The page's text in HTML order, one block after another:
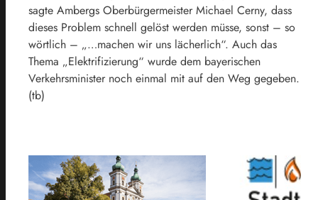
sagte Ambergs Oberbürgermeister Michael Cerny, dass
dieses Problem schnell gelöst werden müsse, sonst – so
wörtlich – „…machen wir uns lächerlich“. Auch das
Thema „Elektrifizierung“ wurde dem bayerischen
Verkehrsminister noch einmal mit auf den Weg gegeben.
(tb)